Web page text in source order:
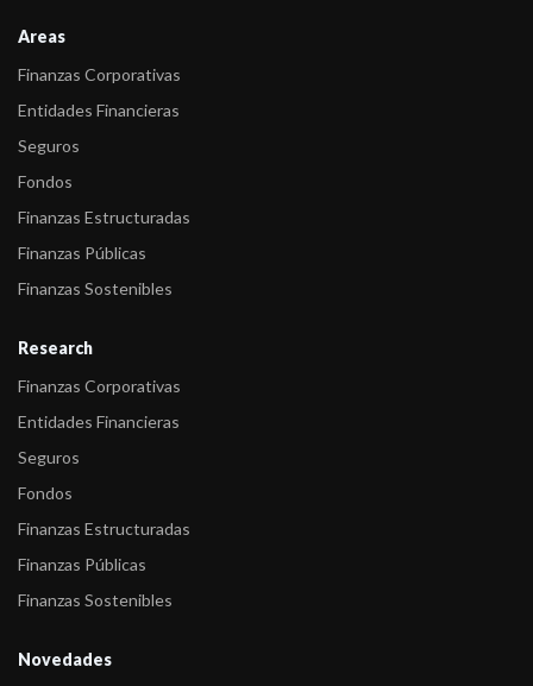
-FIX bajó a C(arg) la calificación de Los Grobo Agropecuaria SA
(LGA) desde ...
-FIX bajó a D(arg) la calificación de Los Grobo Agropecuaria SA
(LGA) desde ...
Areas
Finanzas Corporativas
Entidades Financieras
Seguros
Fondos
Finanzas Estructuradas
Finanzas Públicas
Finanzas Sostenibles
Research
Finanzas Corporativas
Entidades Financieras
Seguros
Fondos
Finanzas Estructuradas
Finanzas Públicas
Finanzas Sostenibles
Novedades